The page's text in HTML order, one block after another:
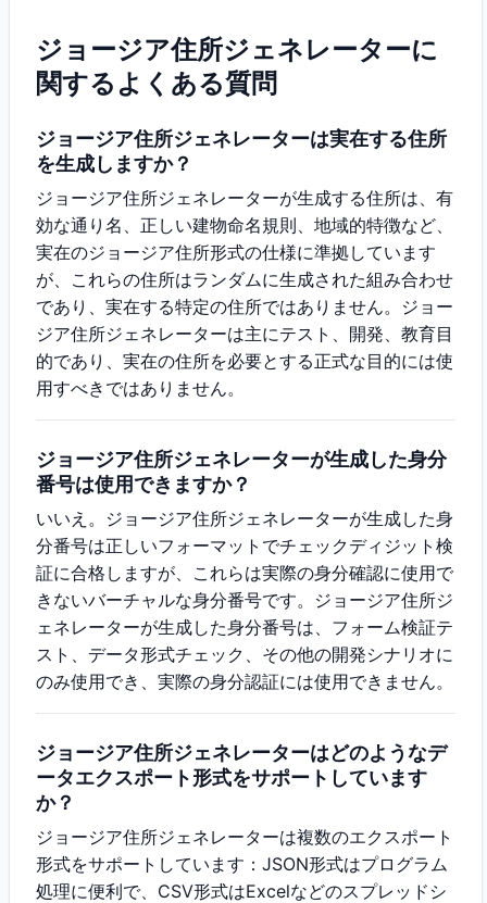
ジョージア住所ジェネレーターに
関するよくある質問
ジョージア住所ジェネレーターは実在する住所
を生成しますか？
ジョージア住所ジェネレーターが生成する住所は、有
効な通り名、正しい建物命名規則、地域的特徴など、
実在のジョージア住所形式の仕様に準拠しています
が、これらの住所はランダムに生成された組み合わせ
であり、実在する特定の住所ではありません。ジョー
ジア住所ジェネレーターは主にテスト、開発、教育目
的であり、実在の住所を必要とする正式な目的には使
用すべきではありません。
ジョージア住所ジェネレーターが生成した身分
番号は使用できますか？
いいえ。ジョージア住所ジェネレーターが生成した身
分番号は正しいフォーマットでチェックディジット検
証に合格しますが、これらは実際の身分確認に使用で
きないバーチャルな身分番号です。ジョージア住所ジ
ェネレーターが生成した身分番号は、フォーム検証テ
スト、データ形式チェック、その他の開発シナリオに
のみ使用でき、実際の身分認証には使用できません。
ジョージア住所ジェネレーターはどのようなデ
ータエクスポート形式をサポートしています
か？
ジョージア住所ジェネレーターは複数のエクスポート
形式をサポートしています：JSON形式はプログラム
処理に便利で、CSV形式はExcelなどのスプレッドシ